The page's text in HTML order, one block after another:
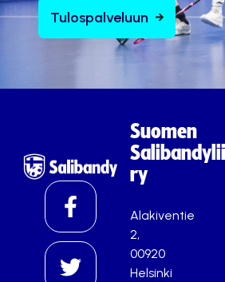
Tulospalveluun
Suomen
ry
Alakiventie
2,
00920
Helsinki